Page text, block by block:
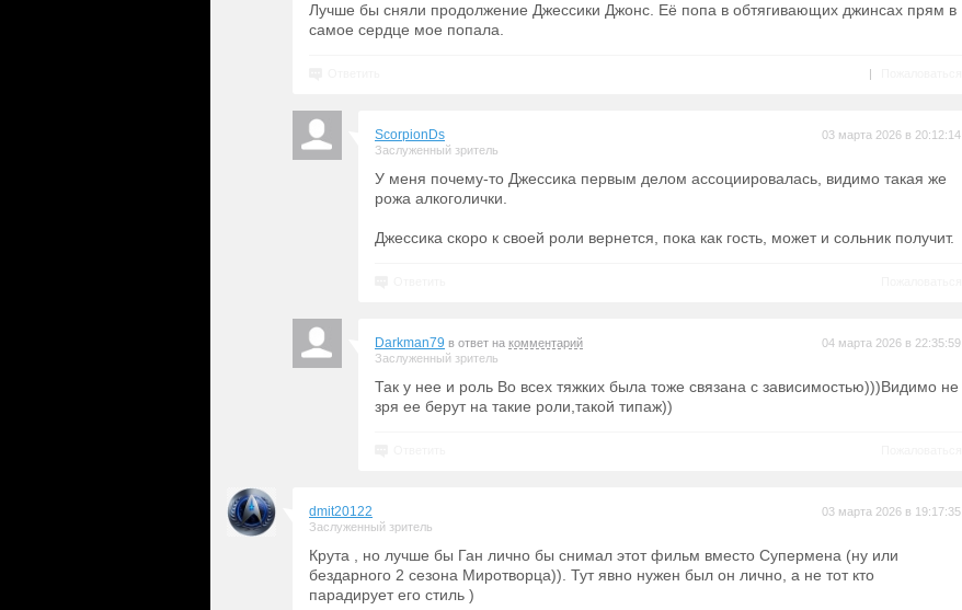
Лучше бы сняли продолжение Джессики Джонс. Её попа в обтягивающих джинсах прям в
самое сердце мое попала.
|
ScorpionDs
Заслуженный зритель
03 марта 2026 в 20:12:14
У меня почему-то Джессика первым делом ассоциировалась, видимо такая же
рожа алкоголички.
Джессика скоро к своей роли вернется, пока как гость, может и сольник получит.
Darkman79 в ответ на комментарий
Заслуженный зритель
04 марта 2026 в 22:35:59
Так у нее и роль Во всех тяжких была тоже связана с зависимостью)))Видимо не
зря ее берут на такие роли,такой типаж))
dmit20122
Заслуженный зритель
03 марта 2026 в 19:17:35
Крута , но лучше бы Ган лично бы снимал этот фильм вместо Супермена (ну или
бездарного 2 сезона Миротворца)). Тут явно нужен был он лично, а не тот кто
парадирует его стиль )